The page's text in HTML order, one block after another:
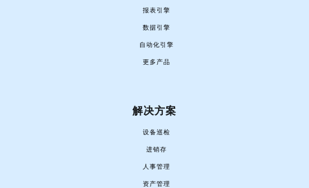
报表引擎
数据引擎
自动化引擎
更多产品
解决方案
设备巡检
进销存
人事管理
资产管理